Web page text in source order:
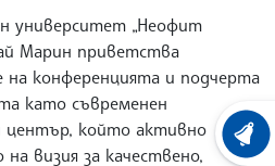
университет „Неофит
Марин приветства
конференцията и подчерта
като съвременен
център, който активно
визия за качествено,